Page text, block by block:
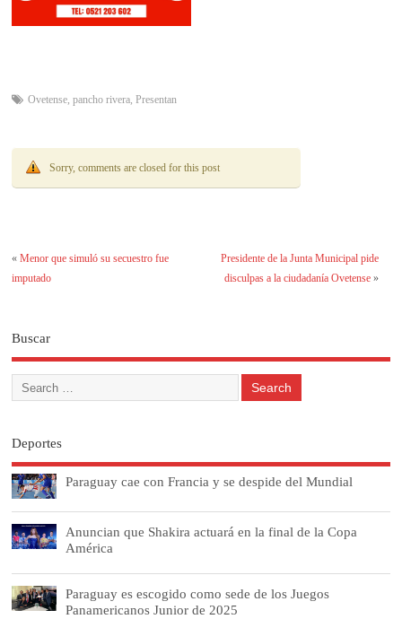
Ovetense ,pancho rivera ,Presentan
Sorry, comments are closed for this post
«Menor que simuló su secuestro fue
imputado
Presidente de la Junta Municipal pide
disculpas a la ciudadanía Ovetense»
Buscar
Deportes
Paraguay cae con Francia y se despide del Mundial
Anuncian que Shakira actuará en la final de la Copa
América
Paraguay es escogido como sede de los Juegos
Panamericanos Junior de 2025